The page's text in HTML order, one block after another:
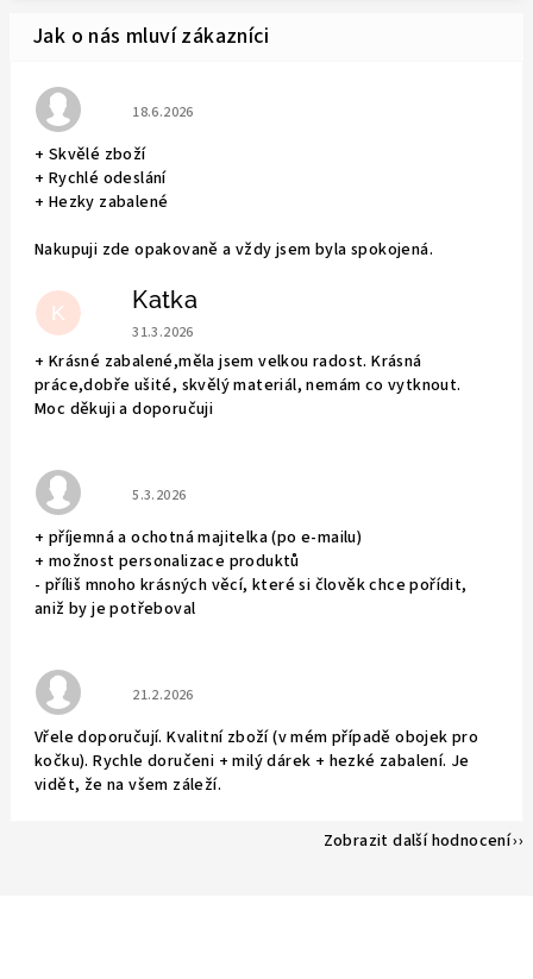
Hodnocení obchodu je 5 z 5 hvězdiček.
18.6.2026
+ Skvělé zboží
+ Rychlé odeslání
+ Hezky zabalené
Nakupuji zde opakovaně a vždy jsem byla spokojená.
K Katka
Hodnocení obchodu je 5 z 5 hvězdiček.
31.3.2026
+ Krásné zabalené,měla jsem velkou radost. Krásná
práce,dobře ušité, skvělý materiál, nemám co vytknout.
Moc děkuji a doporučuji
Hodnocení obchodu je 5 z 5 hvězdiček.
5.3.2026
+ příjemná a ochotná majitelka (po e-mailu)
+ možnost personalizace produktů
- příliš mnoho krásných věcí, které si člověk chce pořídit,
aniž by je potřeboval
Hodnocení obchodu je 5 z 5 hvězdiček.
21.2.2026
Vřele doporučují. Kvalitní zboží (v mém případě obojek pro
kočku). Rychle doručeni + milý dárek + hezké zabalení. Je
vidět, že na všem záleží.
Zobrazit další hodnocení